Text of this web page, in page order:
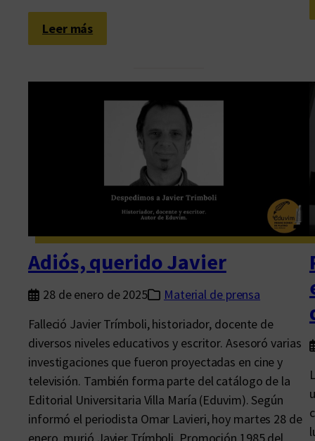
i
ó
n
u
m
o
r
i
Leer más:
L
s
s
d
e
l
H
i
s
t
o
r
Adiós, querido Javier
28 de enero de 2025
Material de prensa
Falleció Javier Trímboli, historiador, docente de
diversos niveles educativos y escritor. Asesoró varias
investigaciones que fueron proyectadas en cine y
televisión. También forma parte del catálogo de la
Editorial Universitaria Villa María (Eduvim). Según
informó el periodista Omar Lavieri, hoy martes 28 de